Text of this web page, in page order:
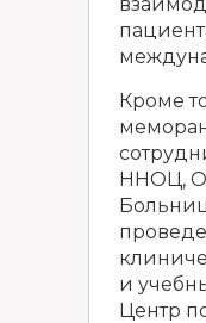
Кроме
ННОЦ,
и
Центр